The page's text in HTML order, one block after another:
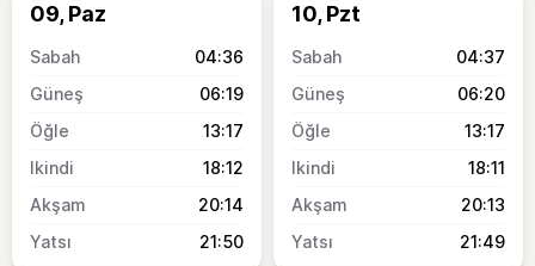
09, Paz
04:36
06:19
13:17
18:12
20:14
21:50
10, Pzt
04:37
06:20
13:17
18:11
20:13
21:49